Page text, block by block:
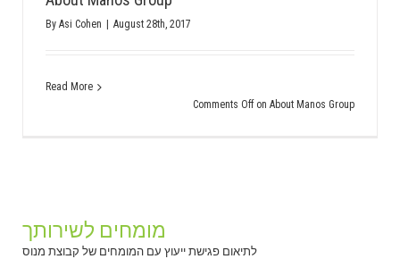
By Asi Cohen | August 28th, 2017
Read More
Comments Offon About Manos Group
מומחים לשירותך
לתיאום פגישת ייעוץ עם המומחים של קבוצת מנוס